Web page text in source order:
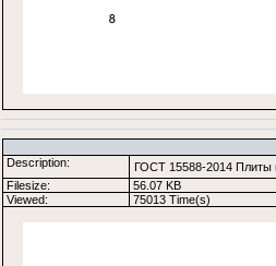
Description:
ГОСТ 15588-2014 Плиты
Filesize:
56.07 KB
Viewed:
75013 Time(s)